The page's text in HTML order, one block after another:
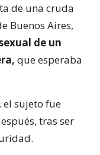
de una cruda
Buenos Aires,
de un
que esperaba
el sujeto fue
tras ser